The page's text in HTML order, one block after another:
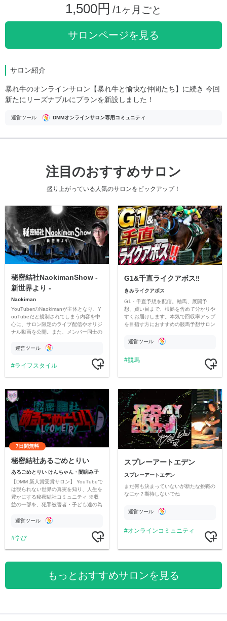
1,500円 /1ヶ月ごと
サロンページを見る
サロン紹介
暴れ牛のオンラインサロン【暴れ牛と愉快な仲間たち】に続き 今回
新たにリーズナブルにプランを新設しました！
運営ツール DMMオンラインサロン専用コミュニティ
注目のおすすめサロン
盛り上がっている人気のサロンをピックアップ！
秘密結社NaokimanShow -
新世界より -
Naokiman
YouTuberのNaokimanが主体となり、Y
ouTubeだと規制されてしまう内容を中
心に、サロン限定のライブ配信やオリジ
ナル動画を公開。また、メンバー同士の
ただいています。
運営ツール
ライフスタイル
G1&千直ライクアボス‼️
きみライクアボス
G1・千直予想を配信。軸馬、展開予
想、買い目まで、根拠を含めて分かりや
すくお届けします。本気で回収率アップ
を目指す方におすすめの競馬予想サロン
運営ツール
競馬
7日間無料
秘密結社あるごめとりい
あるごめとりい けんちゃん・闇病み子
【DMM 新人賞受賞サロン】 YouTubeで
は観られない世界の真実を知り、人生を
豊かにする秘密結社コミュニティ ※収
益の一部を、犯罪被害者・子ども達の為
す運営ツール
学び
スプレーアートエデン
スプレーアートエデン
まだ何も決まっていないが新たな挑戦の
なにか？期待しないでね
運営ツール
オンラインコミュニティ
もっとおすすめサロンを見る